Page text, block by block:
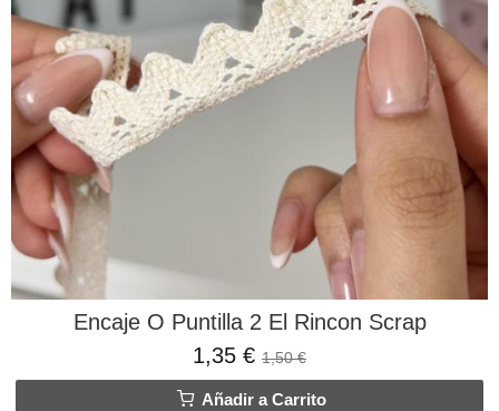
Encaje O Puntilla 2 El Rincon Scrap
1,35 € 1,50 €
Añadir a Carrito